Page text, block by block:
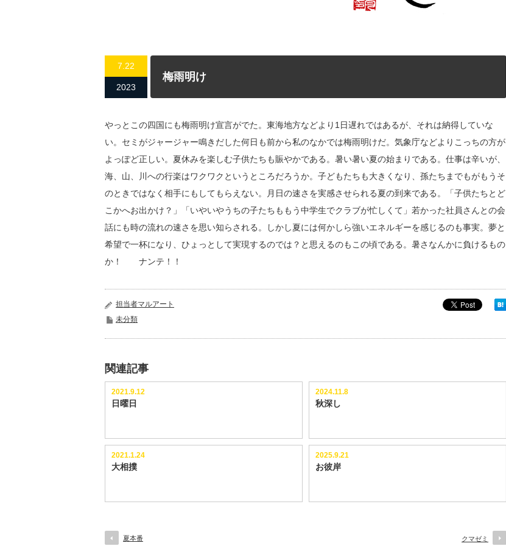
7.22
2023
梅雨明け
やっとこの四国にも梅雨明け宣言がでた。東海地方などより1日遅れではあるが、それは納得していな
い。セミがジャージャー鳴きだした何日も前から私のなかでは梅雨明けだ。気象庁などよりこっちの方が
よっぽど正しい。夏休みを楽しむ子供たちも賑やかである。暑い暑い夏の始まりである。仕事は辛いが、
海、山、川への行楽はワクワクというところだろうか。子どもたちも大きくなり、孫たちまでもがもうそ
のときではなく相手にもしてもらえない。月日の速さを実感させられる夏の到来である。「子供たちとど
こかへお出かけ？」「いやいやうちの子たちももう中学生でクラブが忙しくて」若かった社員さんとの会
話にも時の流れの速さを思い知らされる。しかし夏には何かしら強いエネルギーを感じるのも事実。夢と
希望で一杯になり、ひょっとして実現するのでは？と思えるのもこの頃である。暑さなんかに負けるもの
か！ ナンテ！！
担当者マルアート
未分類
関連記事
2021.9.12
日曜日
2024.11.8
秋深し
2021.1.24
大相撲
2025.9.21
お彼岸
夏本番 クマゼミ